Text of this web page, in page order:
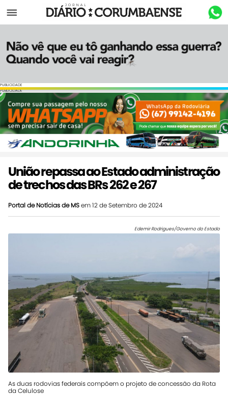
Menu
PUBLICIDADE
PUBLICIDADE
União repassa ao Estado administração
de trechos das BRs 262 e 267
Portal de Notícias de MSem 12 de Setembro de 2024
Edemir Rodrigues/Governo do Estado
As duas rodovias federais compõem o projeto de concessão da Rota
da Celulose